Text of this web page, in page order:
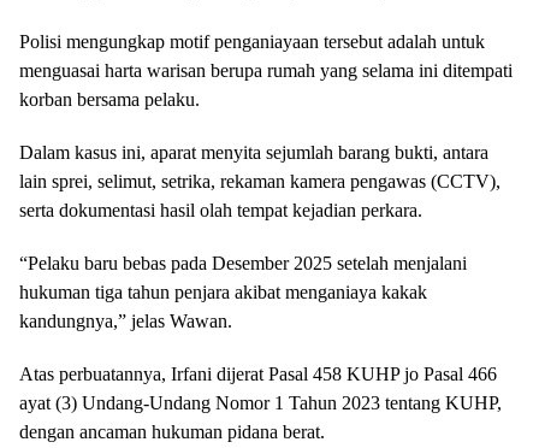
Polisi mengungkap motif penganiayaan tersebut adalah untuk
menguasai harta warisan berupa rumah yang selama ini ditempati
korban bersama pelaku.
Dalam kasus ini, aparat menyita sejumlah barang bukti, antara
lain sprei, selimut, setrika, rekaman kamera pengawas (CCTV),
serta dokumentasi hasil olah tempat kejadian perkara.
“Pelaku baru bebas pada Desember 2025 setelah menjalani
hukuman tiga tahun penjara akibat menganiaya kakak
kandungnya,” jelas Wawan.
Atas perbuatannya, Irfani dijerat Pasal 458 KUHP jo Pasal 466
ayat (3) Undang-Undang Nomor 1 Tahun 2023 tentang KUHP,
dengan ancaman hukuman pidana berat.